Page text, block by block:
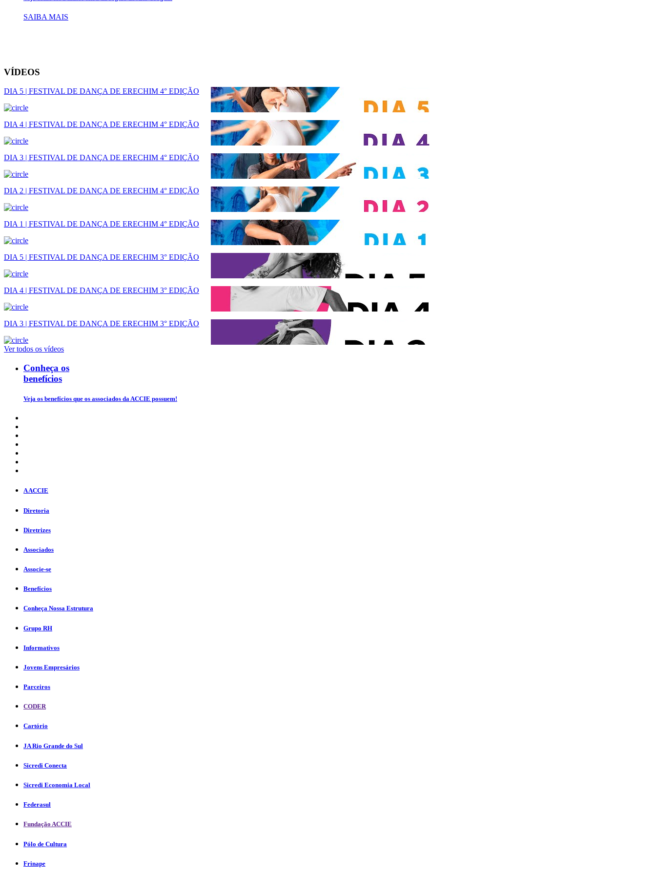
SAIBA MAIS
VÍDEOS
DIA 5 | FESTIVAL DE DANÇA DE ERECHIM 4° EDIÇÃO
DIA 4 | FESTIVAL DE DANÇA DE ERECHIM 4° EDIÇÃO
DIA 3 | FESTIVAL DE DANÇA DE ERECHIM 4° EDIÇÃO
DIA 2 | FESTIVAL DE DANÇA DE ERECHIM 4° EDIÇÃO
DIA 1 | FESTIVAL DE DANÇA DE ERECHIM 4° EDIÇÃO
DIA 5 | FESTIVAL DE DANÇA DE ERECHIM 3° EDIÇÃO
DIA 4 | FESTIVAL DE DANÇA DE ERECHIM 3° EDIÇÃO
DIA 3 | FESTIVAL DE DANÇA DE ERECHIM 3° EDIÇÃO
Ver todos os vídeos
Conheça os
benefícios
Veja os benefícios que os associados da ACCIE possuem!
A ACCIE
Diretoria
Diretrizes
Associados
Associe-se
Benefícios
Conheça Nossa Estrutura
Grupo RH
Informativos
Jovens Empresários
Parceiros
CODER
Cartório
JA Rio Grande do Sul
Sicredi Conecta
Sicredi Economia Local
Federasul
Fundação ACCIE
Pólo de Cultura
Frinape